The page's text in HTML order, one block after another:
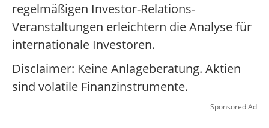
regelmäßigen Investor-Relations-
Veranstaltungen erleichtern die Analyse für
internationale Investoren.
Disclaimer: Keine Anlageberatung. Aktien
sind volatile Finanzinstrumente.
Sponsored Ad